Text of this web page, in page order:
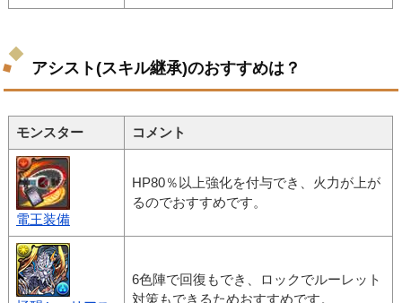
アシスト(スキル継承)のおすすめは？
モンスター コメント
電王装備
HP80％以上強化を付与でき、火力が上が
るのでおすすめです。
6色陣で回復もでき、ロックでルーレット
対策もできるためおすすめです。